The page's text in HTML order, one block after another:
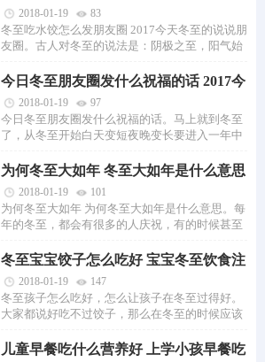
的说说朋友圈
2018-01-19 83
冬至吃水饺怎么发朋友圈 2017今天冬至的说说朋
友圈。古人对冬至的说法是：阴极之至，阳气始
今日冬至朋友圈发什么祝福的话 2017今
日冬至说说短信祝福语
2018-01-19 97
今日冬至朋友圈发什么祝福的话。马上就到冬至
了，从冬至开始白天变短夜晚变长要进入一年中
为何冬至大如年 冬至大如年是什么意思
2018-01-19 101
为何冬至大如年 为何冬至大如年是什么意思。每
年的冬至，都会有很多的人庆祝，有的时候甚至
冬至宝宝饺子怎么吃好 宝宝冬至饮食注
意 2018-01-19 147
冬至孩子怎么吃好，怎么让孩子在冬至过得好。
大家都说好吃不过饺子，那么在冬至的时候应该
儿童早餐吃什么营养好 上学小孩早餐吃